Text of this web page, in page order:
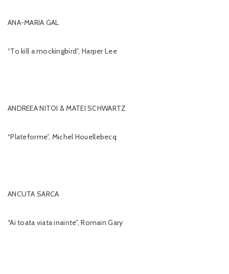
ANA-MARIA GAL
“To kill a mockingbird”, Harper Lee
ANDREEA NITOI & MATEI SCHWARTZ
“Plateforme”, Michel Houellebecq
ANCUTA SARCA
“Ai toata viata inainte”, Romain Gary